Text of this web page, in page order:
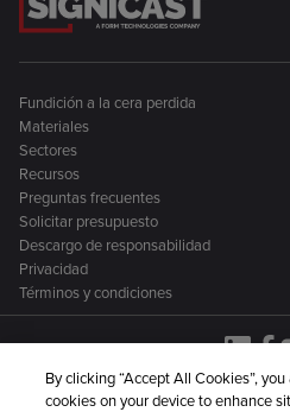
Fundición a la cera perdida
Materiales
Sectores
Recursos
Preguntas frecuentes
Solicitar presupuesto
Descargo de responsabilidad
Privacidad
Términos y condiciones
By clicking “Accept All Cookies”,
cookies on your device to enhance